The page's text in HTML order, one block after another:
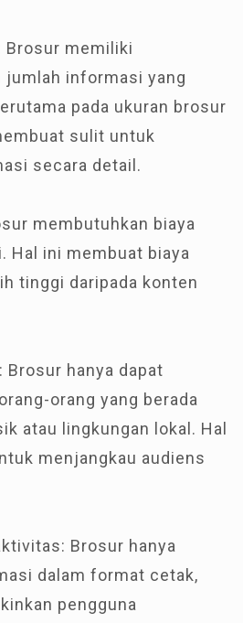
Brosur memiliki
jumlah informasi yang
pada ukuran brosur
sulit untuk
secara detail.
membutuhkan biaya
Hal ini membuat biaya
tinggi daripada konten
Brosur hanya dapat
orang yang berada
atau lingkungan lokal. Hal
menjangkau audiens
Brosur hanya
dalam format cetak,
pengguna